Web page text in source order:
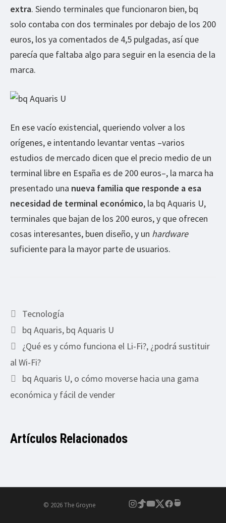
extra. Siendo terminales que funcionaron bien, bq
solo contaba con dos terminales por debajo de los 200
euros, los ya comentados de 4,5 pulgadas, así que
parecía que faltaba algo para seguir en la esencia de la
marca.
En ese vacío existencial, queriendo volver a los
orígenes, e intentando levantar ventas –varios
estudios de mercado dicen que el precio medio de un
terminal libre en España es de 200 euros–, la marca ha
presentado una nueva familia que responde a esa
necesidad de terminal económico, la bq Aquaris U,
terminales que bajan de los 200 euros, y que ofrecen
cosas interesantes, buen diseño, y un hardware
suficiente para la mayor parte de usuarios.
Categorías
Tecnología
Etiquetas
bq Aquaris, bq Aquaris U
¿Qué es y cómo funciona el Li-Fi?, ¿podrá sustituir
al Wi-Fi?
bq Aquaris U, o cómo moverse hacia una gama
económica y fácil de vender
Artículos Relacionados
© 2026 The Groyne